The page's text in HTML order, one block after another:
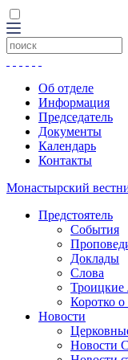
Об отделе
Информация
Председатель
Документы
Календарь
Контакты
Монастырский
Предстоятель
События
Доклады
Слова
Троицкие
Коротко о
Новости
Новости